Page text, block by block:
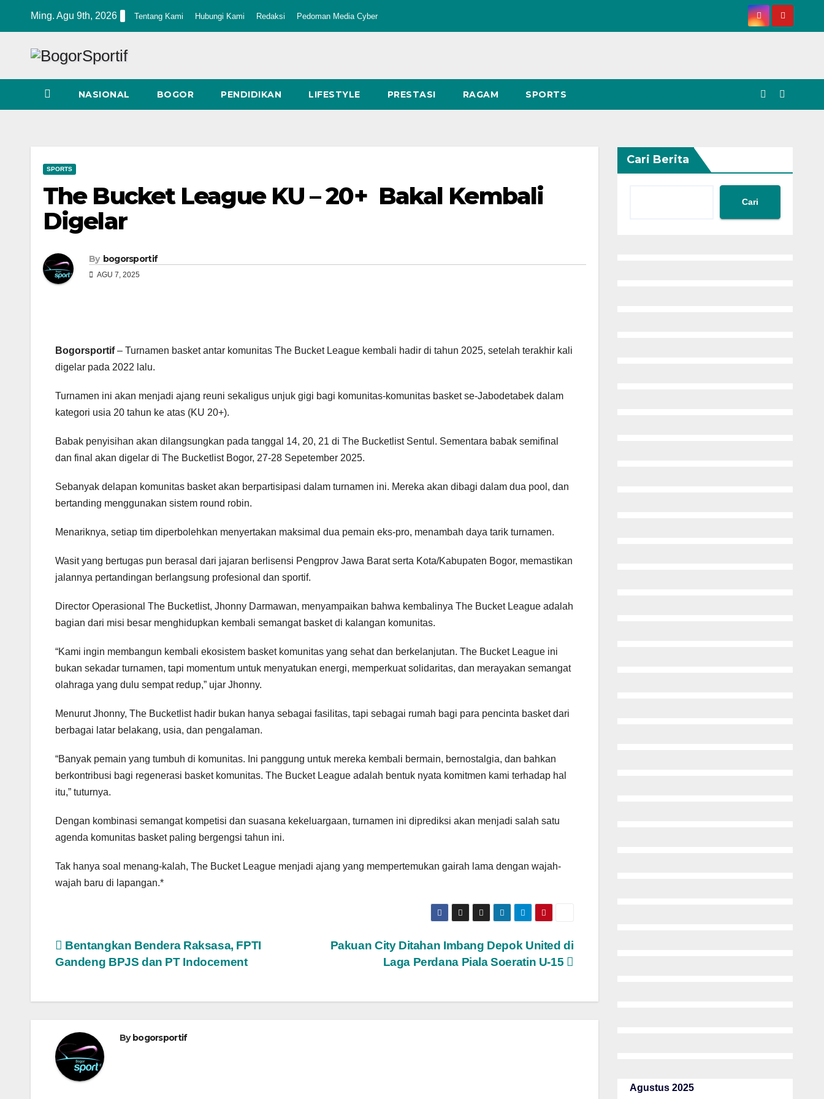
Ming. Agu 9th, 2026 Tentang Kami Hubungi Kami Redaksi Pedoman Media Cyber
NASIONAL BOGOR PENDIDIKAN LIFESTYLE PRESTASI RAGAM SPORTS
SPORTS
The Bucket League KU – 20+ Bakal Kembali
Digelar
By bogorsportif
AGU 7, 2025
Bogorsportif– Turnamen basket antar komunitas The Bucket League kembali hadir di tahun 2025, setelah terakhir kali
digelar pada 2022 lalu.
Turnamen ini akan menjadi ajang reuni sekaligus unjuk gigi bagi komunitas-komunitas basket se-Jabodetabek dalam
kategori usia 20 tahun ke atas (KU 20+).
Babak penyisihan akan dilangsungkan pada tanggal 14, 20, 21 di The Bucketlist Sentul. Sementara babak semifinal
dan final akan digelar di The Bucketlist Bogor, 27-28 Sepetember 2025.
Sebanyak delapan komunitas basket akan berpartisipasi dalam turnamen ini. Mereka akan dibagi dalam dua pool, dan
bertanding menggunakan sistem round robin.
Menariknya, setiap tim diperbolehkan menyertakan maksimal dua pemain eks-pro, menambah daya tarik turnamen.
Wasit yang bertugas pun berasal dari jajaran berlisensi Pengprov Jawa Barat serta Kota/Kabupaten Bogor, memastikan
jalannya pertandingan berlangsung profesional dan sportif.
Director Operasional The Bucketlist, Jhonny Darmawan, menyampaikan bahwa kembalinya The Bucket League adalah
bagian dari misi besar menghidupkan kembali semangat basket di kalangan komunitas.
“Kami ingin membangun kembali ekosistem basket komunitas yang sehat dan berkelanjutan. The Bucket League ini
bukan sekadar turnamen, tapi momentum untuk menyatukan energi, memperkuat solidaritas, dan merayakan semangat
olahraga yang dulu sempat redup,” ujar Jhonny.
Menurut Jhonny, The Bucketlist hadir bukan hanya sebagai fasilitas, tapi sebagai rumah bagi para pencinta basket dari
berbagai latar belakang, usia, dan pengalaman.
“Banyak pemain yang tumbuh di komunitas. Ini panggung untuk mereka kembali bermain, bernostalgia, dan bahkan
berkontribusi bagi regenerasi basket komunitas. The Bucket League adalah bentuk nyata komitmen kami terhadap hal
itu,” tuturnya.
Dengan kombinasi semangat kompetisi dan suasana kekeluargaan, turnamen ini diprediksi akan menjadi salah satu
agenda komunitas basket paling bergengsi tahun ini.
Tak hanya soal menang-kalah, The Bucket League menjadi ajang yang mempertemukan gairah lama dengan wajah-
wajah baru di lapangan.*
Navigasi
Pakuan City Ditahan Imbang Depok United di
Laga Perdana Piala Soeratin U-15
Bentangkan Bendera Raksasa, FPTI
Gandeng BPJS dan PT Indocement
Bybogorsportif
Cari Berita
Cari
Agustus 2025